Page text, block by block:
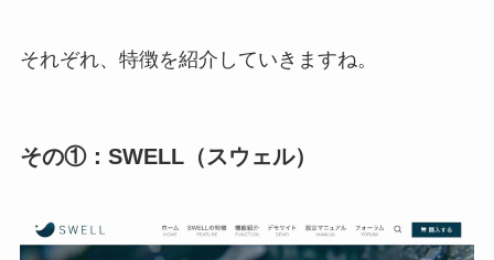
それぞれ、特徴を紹介していきますね。
その①：SWELL（スウェル）